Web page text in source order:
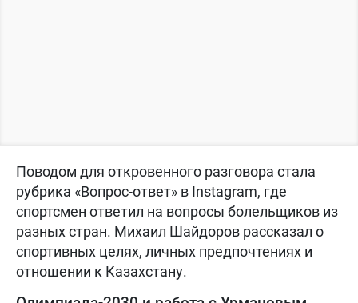
Поводом для откровенного разговора стала
рубрика «Вопрос-ответ» в Instagram, где
спортсмен ответил на вопросы болельщиков из
разных стран. Михаил Шайдоров рассказал о
спортивных целях, личных предпочтениях и
отношении к Казахстану.